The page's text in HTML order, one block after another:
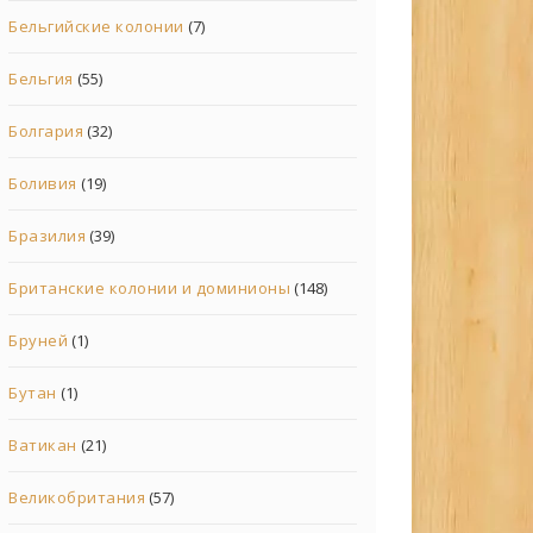
Бельгийские колонии (7)
Бельгия (55)
Болгария (32)
Боливия (19)
Бразилия (39)
Британские колонии и доминионы (148)
Бруней (1)
Бутан (1)
Ватикан (21)
Великобритания (57)